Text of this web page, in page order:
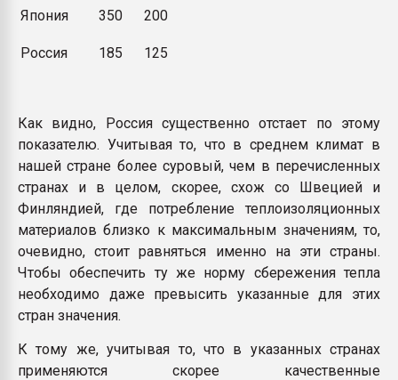
Япония 350 200
Россия 185 125
Как видно, Россия существенно отстает по этому
показателю. Учитывая то, что в среднем климат в
нашей стране более суровый, чем в перечисленных
странах и в целом, скорее, схож со Швецией и
Финляндией, где потребление теплоизоляционных
материалов близко к максимальным значениям, то,
очевидно, стоит равняться именно на эти страны.
Чтобы обеспечить ту же норму сбережения тепла
необходимо даже превысить указанные для этих
стран значения.
К тому же, учитывая то, что в указанных странах
применяются скорее качественные